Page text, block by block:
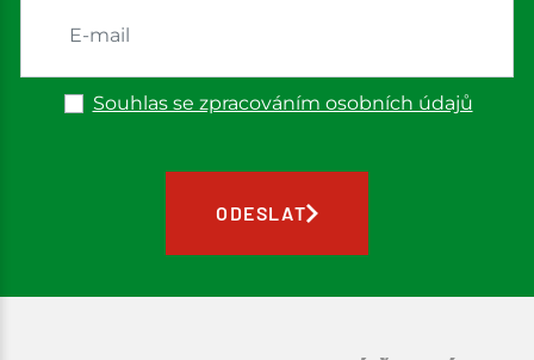
Souhlas se zpracováním osobních údajů
ODESLAT